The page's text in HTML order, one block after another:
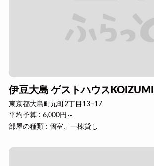
伊豆大島 ゲストハウスKOIZUMI
東京都大島町元町2丁目13−17
平均予算 : 6,000円～
部屋の種類 : 個室、一棟貸し